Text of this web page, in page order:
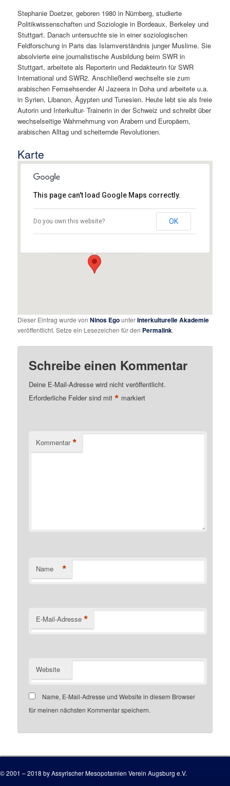
Stephanie Doetzer, geboren 1980 in Nürnberg, studierte
Politikwissenschaften und Soziologie in Bordeaux, Berkeley und
Stuttgart. Danach untersuchte sie in einer soziologischen
Feldforschung in Paris das Islamverständnis junger Muslime. Sie
absolvierte eine journalistische Ausbildung beim SWR in
Stuttgart, arbeitete als Reporterin und Redakteurin für SWR
International und SWR2. Anschließend wechselte sie zum
arabischen Fernsehsender Al Jazeera in Doha und arbeitete u.a.
in Syrien, Libanon, Ägypten und Tunesien. Heute lebt sie als freie
Autorin und Interkultur- Trainerin in der Schweiz und schreibt über
wechselseitige Wahrnehmung von Arabern und Europäern,
arabischen Alltag und scheiternde Revolutionen.
Karte
Volkshochschule Augsburg
Details
This page can't load Google Maps correctly.
Do you own this website? OK
Dieser Eintrag wurde vonNinos EgounterInterkulturelle Akademie
veröffentlicht. Setze ein Lesezeichen für den Permalink.
Schreibe einen Kommentar
Deine E-Mail-Adresse wird nicht veröffentlicht.
Erforderliche Felder sind mit* markiert
Kommentar *
Name *
E-Mail-Adresse *
Website
Name, E-Mail-Adresse und Website in diesem Browser
für meinen nächsten Kommentar speichern.
© 2001 – 2018 by Assyrischer Mesopotamien Verein Augsburg e.V.